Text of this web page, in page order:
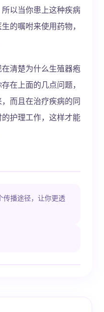
以当你患上这种疾病
的嘱咐来使用药物，
清楚为什么生殖器疱
在上面的几点问题，
而且在治疗疾病的同
护理工作，这样才能
传播途径，让你更透